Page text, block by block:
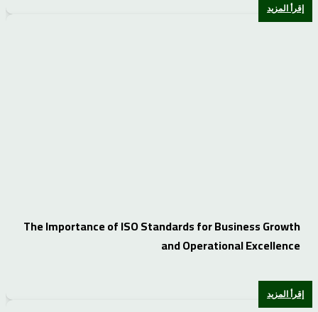
إقرأ المزيد
The Importance of ISO Standards for Business Growth
and Operational Excellence
إقرأ المزيد